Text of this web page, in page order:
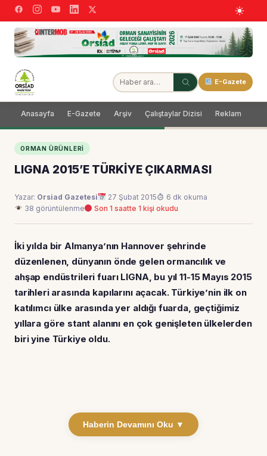
E-Gazete
Anasayfa E-Gazete Arşiv Çalıştaylar Dizisi Reklam
ORMAN ÜRÜNLERI
LIGNA 2015’E TÜRKİYE ÇIKARMASI
Yazar: Orsiad Gazetesi 27 Şubat 2015
6 dk okuma
38 görüntülenme
Son 1 saatte 1 kişi okudu
İki yılda bir Almanya’nın Hannover şehrinde
düzenlenen, dünyanın önde gelen ormancılık ve
ahşap endüstrileri fuarı LIGNA, bu yıl 11-15 Mayıs 2015
tarihleri arasında kapılarını açacak. Türkiye’nin ilk on
katılımcı ülke arasında yer aldığı fuarda, geçtiğimiz
yıllara göre stant alanını en çok genişleten ülkelerden
biri yine Türkiye oldu.
Haberin Devamını Oku ▼